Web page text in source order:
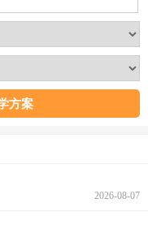
2026-08-07